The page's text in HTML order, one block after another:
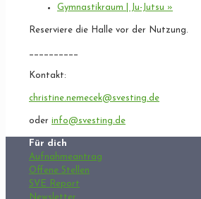
Gymnastikraum | Ju-Jutsu »
Reserviere die Halle vor der Nutzung.
__________
Kontakt:
christine.nemecek@svesting.de
oder info@svesting.de
Für dich
Aufnahmeantrag
Offene Stellen
SVE Report